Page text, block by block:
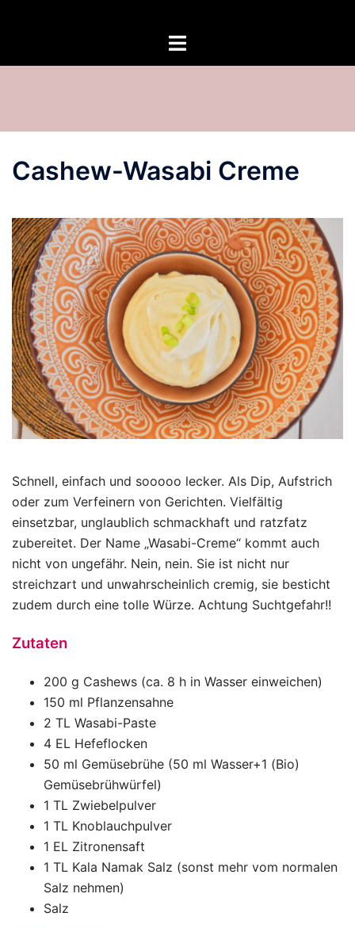
Cashew-Wasabi Creme
Schnell, einfach und sooooo lecker. Als Dip, Aufstrich
oder zum Verfeinern von Gerichten. Vielfältig
einsetzbar, unglaublich schmackhaft und ratzfatz
zubereitet. Der Name „Wasabi-Creme“ kommt auch
nicht von ungefähr. Nein, nein. Sie ist nicht nur
streichzart und unwahrscheinlich cremig, sie besticht
zudem durch eine tolle Würze. Achtung Suchtgefahr!!
Zutaten
200 g Cashews (ca. 8 h in Wasser einweichen)
150 ml Pflanzensahne
2 TL Wasabi-Paste
4 EL Hefeflocken
50 ml Gemüsebrühe (50 ml Wasser+1 (Bio)
Gemüsebrühwürfel)
1 TL Zwiebelpulver
1 TL Knoblauchpulver
1 EL Zitronensaft
1 TL Kala Namak Salz (sonst mehr vom normalen
Salz nehmen)
Salz